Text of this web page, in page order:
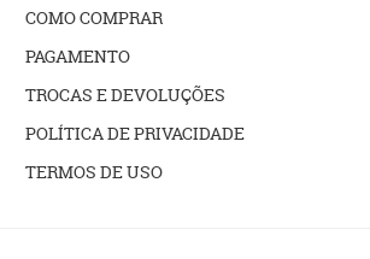
COMO COMPRAR
PAGAMENTO
TROCAS E DEVOLUÇÕES
POLÍTICA DE PRIVACIDADE
TERMOS DE USO